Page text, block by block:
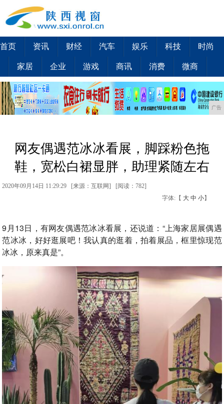
首页 资讯 财经 汽车 娱乐 科技 时尚
家居 企业 游戏 商讯 消费 微商
广告
网友偶遇范冰冰看展，脚踩粉色拖
鞋，宽松白裙显胖，助理紧随左右
2020年09月14日 11:29:29 [来源：互联网] [阅读：782]
字体:【 大 中 小】
9月13日，有网友偶遇范冰冰看展，还说道：“上海家居展偶遇
范冰冰，好好逛展吧！我认真的逛着，拍着展品，框里惊现范
冰冰，原来真是”。